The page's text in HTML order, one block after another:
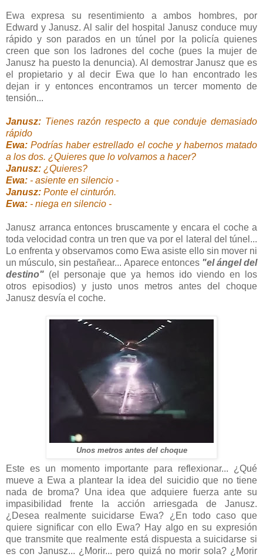
Ewa expresa su resentimiento a ambos hombres, por
Edward y Janusz. Al salir del hospital Janusz conduce muy
rápido y son parados en un túnel por la policía quienes
creen que son los ladrones del coche (pues la mujer de
Janusz ha puesto la denuncia). Al demostrar Janusz que es
el propietario y al decir Ewa que lo han encontrado les
dejan ir y entonces encontramos un tercer momento de
tensión...
Janusz: Tienes razón respecto a que conduje demasiado
rápido
Ewa: Podrías haber estrellado el coche y habernos matado
a los dos. ¿Quieres que lo volvamos a hacer?
Janusz: ¿Quieres?
Ewa: - asiente en silencio -
Janusz: Ponte el cinturón.
Ewa: - niega en silencio -
Janusz arranca entonces bruscamente y encara el coche a
toda velocidad contra un tren que va por el lateral del túnel...
Lo enfrenta y observamos como Ewa asiste ello sin mover ni
un músculo, sin pestañear... Aparece entonces "el ángel del
destino" (el personaje que ya hemos ido viendo en los
otros episodios) y justo unos metros antes del choque
Janusz desvía el coche.
Unos metros antes del choque
Este es un momento importante para reflexionar... ¿Qué
mueve a Ewa a plantear la idea del suicidio que no tiene
nada de broma? Una idea que adquiere fuerza ante su
impasibilidad frente la acción arriesgada de Janusz.
¿Desea realmente suicidarse Ewa? ¿En todo caso que
quiere significar con ello Ewa? Hay algo en su expresión
que transmite que realmente está dispuesta a suicidarse si
es con Janusz... ¿Morir... pero quizá no morir sola? ¿Morir